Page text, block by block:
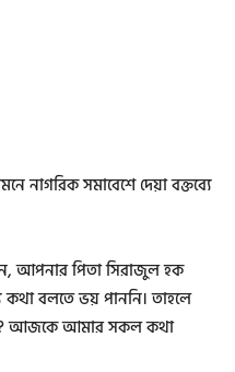
নাগরিক সমাবেশে দেয়া বক্তব্যে
আপনার পিতা সিরাজুল হক
বলতে ভয় পাননি। তাহলে
আজকে আমার সকল কথা